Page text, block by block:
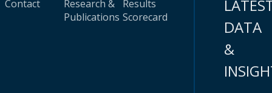
Contact
Research &
Publications
Results
Scorecard
DATA
&